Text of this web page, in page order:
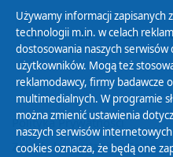
27 28 29
Polityka Prywatności
Zasady korzystania z Serwisu
Używamy informacji zapisanych
technologii m.in. w celach
dostosowania naszych
użytkowników. Mogą też
reklamodawcy, firmy badawcze
multimedialnych. W programie
można zmienić ustawienia
naszych serwisów
cookies oznacza, że będą one